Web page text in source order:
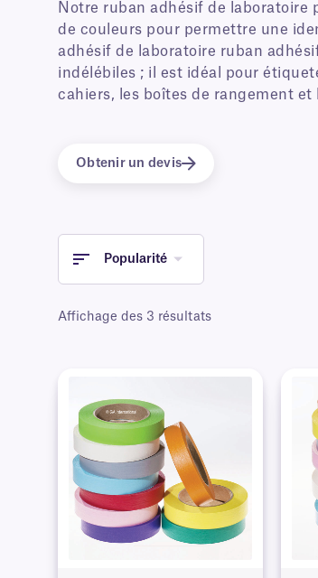
Notre ruban adhésif de laboratoire
de couleurs pour permettre une
adhésif de laboratoire ruban
indélébiles ; il est idéal pour
cahiers, les boîtes de rangement et
Obtenir un devis
Popularité
Affichage des 3 résultats